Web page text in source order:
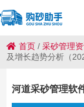
首页 /采砂管理
及增长趋势分析（
河道采砂管理软